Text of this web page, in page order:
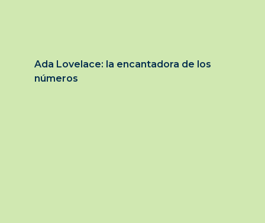
Ada Lovelace: la encantadora de los
números